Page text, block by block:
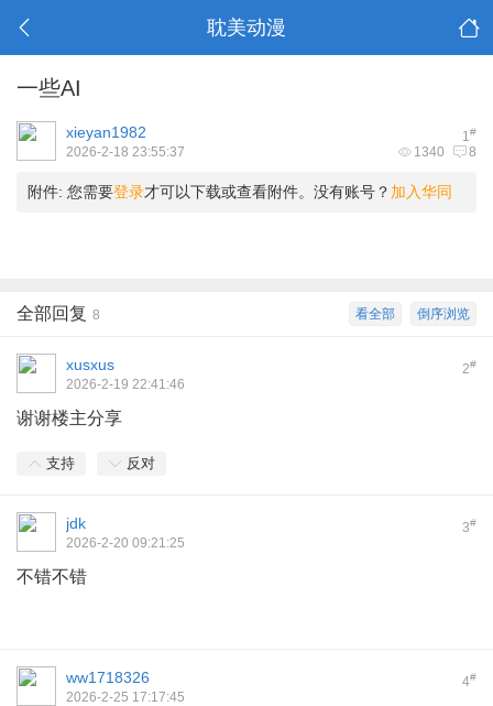
耽美动漫
一些AI
1#
xieyan1982
1340 8
2026-2-18 23:55:37
附件: 您需要登录才可以下载或查看附件。没有账号？ 加入华同
倒序浏览
看全部
全部回复 8
2#
xusxus
2026-2-19 22:41:46
谢谢楼主分享
支持 反对
3#
jdk
2026-2-20 09:21:25
不错不错
4#
ww1718326
2026-2-25 17:17:45